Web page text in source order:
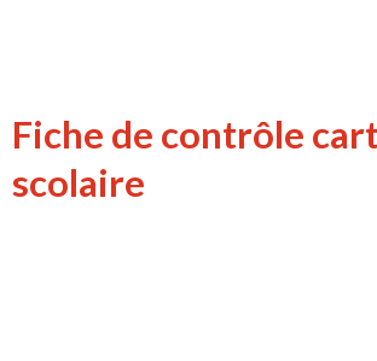
Fiche de contrôle
scolaire